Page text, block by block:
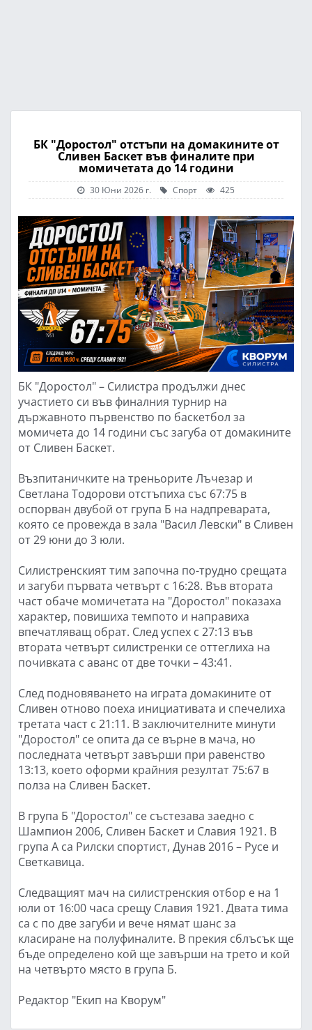
БК "Доростол" отстъпи на домакините от
Сливен Баскет във финалите при
момичетата до 14 години
30 Юни 2026 г. Спорт 425
БК "Доростол" – Силистра продължи днес
участието си във финалния турнир на
държавното първенство по баскетбол за
момичета до 14 години със загуба от домакините
от Сливен Баскет.
Възпитаничките на треньорите Лъчезар и
Светлана Тодорови отстъпиха със 67:75 в
оспорван двубой от група Б на надпреварата,
която се провежда в зала "Васил Левски" в Сливен
от 29 юни до 3 юли.
Силистренският тим започна по-трудно срещата
и загуби първата четвърт с 16:28. Във втората
част обаче момичетата на "Доростол" показаха
характер, повишиха темпото и направиха
впечатляващ обрат. След успех с 27:13 във
втората четвърт силистренки се оттеглиха на
почивката с аванс от две точки – 43:41.
След подновяването на играта домакините от
Сливен отново поеха инициативата и спечелиха
третата част с 21:11. В заключителните минути
"Доростол" се опита да се върне в мача, но
последната четвърт завърши при равенство
13:13, което оформи крайния резултат 75:67 в
полза на Сливен Баскет.
В група Б "Доростол" се състезава заедно с
Шампион 2006, Сливен Баскет и Славия 1921. В
група А са Рилски спортист, Дунав 2016 – Русе и
Светкавица.
Следващият мач на силистренския отбор е на 1
юли от 16:00 часа срещу Славия 1921. Двата тима
са с по две загуби и вече нямат шанс за
класиране на полуфиналите. В прекия сблъсък ще
бъде определено кой ще завърши на трето и кой
на четвърто място в група Б.
Редактор "Екип на Кворум"